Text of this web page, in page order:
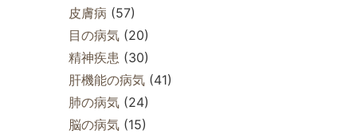
皮膚病 (57)
目の病気 (20)
精神疾患 (30)
肝機能の病気 (41)
肺の病気 (24)
脳の病気 (15)